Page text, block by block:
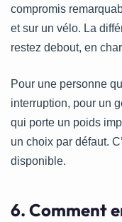
compromis
et sur un vélo. La
restez debout, en
Pour une personne
interruption, pour un
qui porte un poids
un choix par défaut.
disponible.
6. Comment